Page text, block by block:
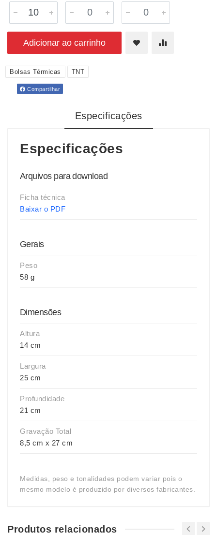
Adicionar ao carrinho
Bolsas Térmicas TNT
Compartilhar
Especificações
Especificações
Arquivos para download
Ficha técnica
Baixar o PDF
Gerais
Peso
58 g
Dimensões
Altura
14 cm
Largura
25 cm
Profundidade
21 cm
Gravação Total
8,5 cm x 27 cm
Medidas, peso e tonalidades podem variar pois o
mesmo modelo é produzido por diversos fabricantes.
Produtos relacionados